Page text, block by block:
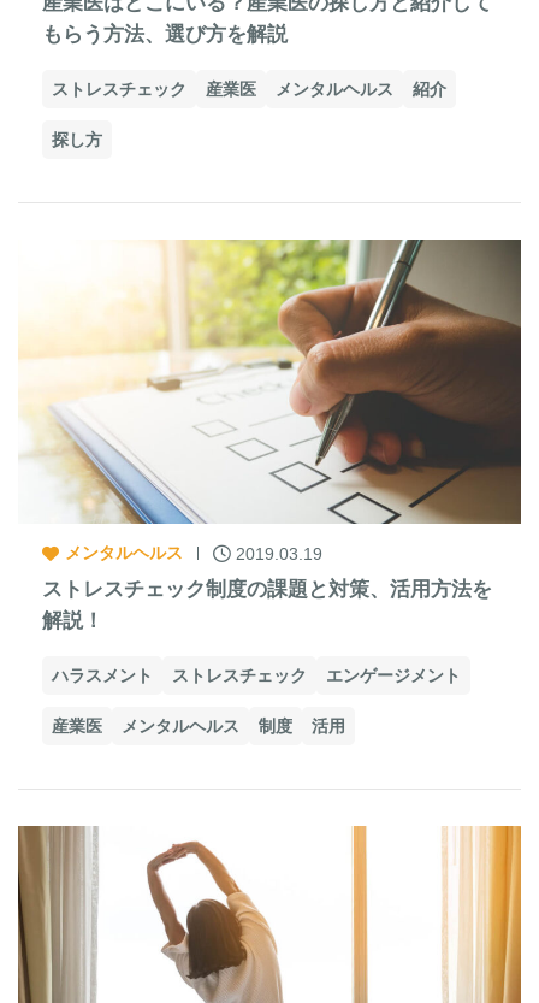
もらう方法、選び方を解説
ストレスチェック 産業医 メンタルヘルス 紹介
探し方
メンタルヘルス 2019.03.19
ストレスチェック制度の課題と対策、活用方法を
解説！
ハラスメント ストレスチェック エンゲージメント
産業医 メンタルヘルス 制度 活用